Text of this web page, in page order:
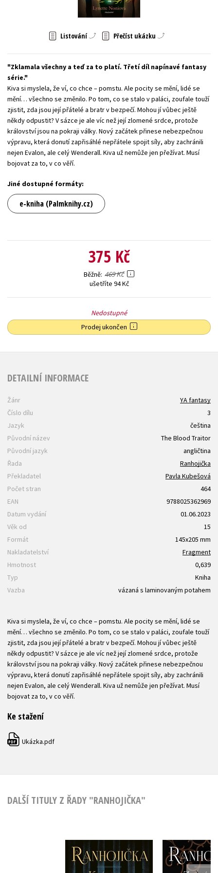
Zahraniční literatura
Všechny tituly
Listování Přečíst ukázku
Zklamala všechny a teď za to platí. Třetí díl napínavé fantasy
série.
Kiva si myslela, že ví, co chce – pomstu. Ale pocity se mění, lidé se
mění… všechno se změnilo. Po tom, co se stalo v paláci, zoufale touží
zjistit, zda jsou její přátelé a bratr v bezpečí. Mohou jí vůbec ještě
někdy odpustit? V sázce je ale víc než její zlomené srdce, protože
království jsou na pokraji války. Nový začátek přinese nebezpečnou
výpravu, která donutí zapřisáhlé nepřátele spojit síly, aby zachránili
nejen Evalon, ale celý Wenderall. Kiva už nemůže jen přežívat. Musí
bojovat za to, v co věří.
Jiné dostupné formáty:
e-kniha (Palmknihy.cz)
375 Kč
Běžně 469 Kč
ušetříte 94 Kč
Nedostupné
Prodej ukončen
DETAILNÍ INFORMACE
Žánr
YA fantasy
Číslo dílu
3
Jazyk
čeština
Původní název
The Blood Traitor
Původní jazyk
angličtina
Řada
Ranhojička
Překladatel
Pavla Kubešová
Počet stran
464
EAN
9788025362969
Datum vydání
01.06.2023
Věk od
15
Formát
145x205 mm
Nakladatelství
Fragment
Hmotnost
0,639
Typ
Kniha
Vazba
vázaná s laminovaným potahem
Kiva si myslela, že ví, co chce – pomstu. Ale pocity se mění, lidé se
mění… všechno se změnilo. Po tom, co se stalo v paláci, zoufale touží
zjistit, zda jsou její přátelé a bratr v bezpečí. Mohou jí vůbec ještě
někdy odpustit? V sázce je ale víc než její zlomené srdce, protože
království jsou na pokraji války. Nový začátek přinese nebezpečnou
výpravu, která donutí zapřisáhlé nepřátele spojit síly, aby zachránili
nejen Evalon, ale celý Wenderall. Kiva už nemůže jen přežívat. Musí
bojovat za to, v co věří.
Ke stažení
PDF Ukázka.pdf
DALŠÍ TITULY Z ŘADY "RANHOJIČKA"
Ranhojička -
Královna rebelů